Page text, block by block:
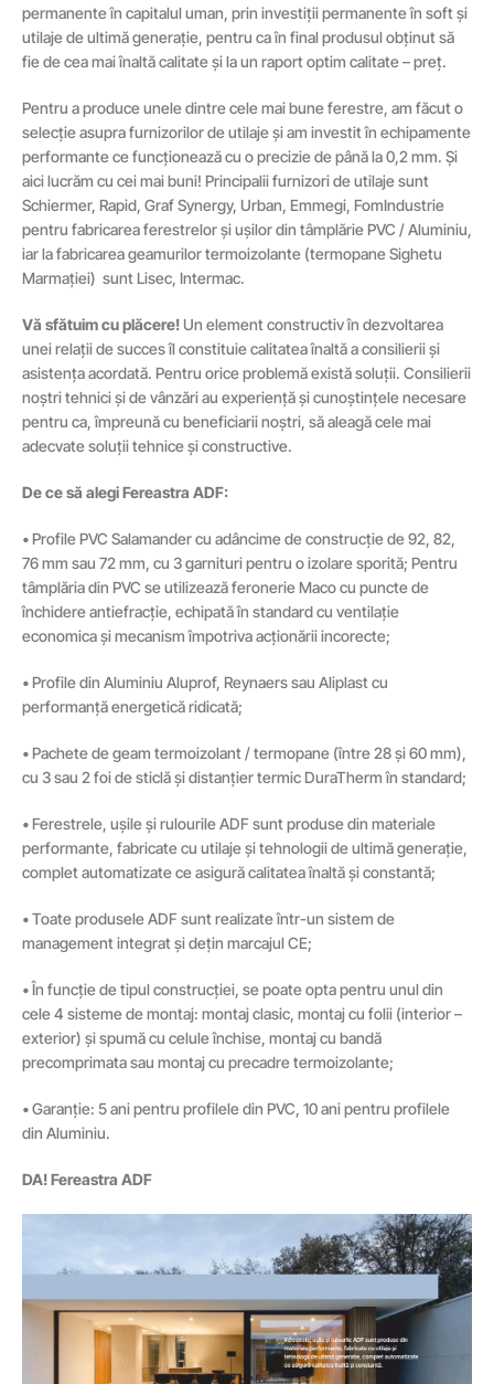
permanente în capitalul uman, prin investiții permanente în soft și
utilaje de ultimă generație, pentru ca în final produsul obținut să
fie de cea mai înaltă calitate și la un raport optim calitate – preț.
Pentru a produce unele dintre cele mai bune ferestre, am făcut o
selecție asupra furnizorilor de utilaje și am investit în echipamente
performante ce funcționează cu o precizie de până la 0,2 mm. Și
aici lucrăm cu cei mai buni! Principalii furnizori de utilaje sunt
Schiermer, Rapid, Graf Synergy, Urban, Emmegi, FomIndustrie
pentru fabricarea ferestrelor și ușilor din tâmplărie PVC / Aluminiu,
iar la fabricarea geamurilor termoizolante (termopane Sighetu
Marmației) sunt Lisec, Intermac.
Vă sfătuim cu plăcere! Un element constructiv în dezvoltarea
unei relații de succes îl constituie calitatea înaltă a consilierii și
asistența acordată. Pentru orice problemă există soluții. Consilierii
noștri tehnici și de vânzări au experiență și cunoștințele necesare
pentru ca, împreună cu beneficiarii noștri, să aleagă cele mai
adecvate soluții tehnice și constructive.
De ce să alegi Fereastra ADF:
• Profile PVC Salamander cu adâncime de construcție de 92, 82,
76 mm sau 72 mm, cu 3 garnituri pentru o izolare sporită; Pentru
tâmplăria din PVC se utilizează feronerie Maco cu puncte de
închidere antiefracție, echipată în standard cu ventilație
economica și mecanism împotriva acționării incorecte;
• Profile din Aluminiu Aluprof, Reynaers sau Aliplast cu
performanță energetică ridicată;
• Pachete de geam termoizolant / termopane (între 28 și 60 mm),
cu 3 sau 2 foi de sticlă și distanțier termic DuraTherm în standard;
• Ferestrele, ușile și rulourile ADF sunt produse din materiale
performante, fabricate cu utilaje și tehnologii de ultimă generație,
complet automatizate ce asigură calitatea înaltă și constantă;
• Toate produsele ADF sunt realizate într-un sistem de
management integrat și dețin marcajul CE;
• În funcție de tipul construcției, se poate opta pentru unul din
cele 4 sisteme de montaj: montaj clasic, montaj cu folii (interior –
exterior) și spumă cu celule închise, montaj cu bandă
precomprimata sau montaj cu precadre termoizolante;
• Garanție: 5 ani pentru profilele din PVC, 10 ani pentru profilele
din Aluminiu.
DA! Fereastra ADF